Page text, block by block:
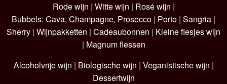
Rode wijn | Witte wijn | Rosé wijn |
Bubbels: Cava, Champagne, Prosecco | Porto | Sangria |
Sherry | Wijnpakketten | Cadeaubonnen | Kleine flesjes wijn
| Magnum flessen
Alcoholvrije wijn | Biologische wijn | Veganistische wijn |
Dessertwijn